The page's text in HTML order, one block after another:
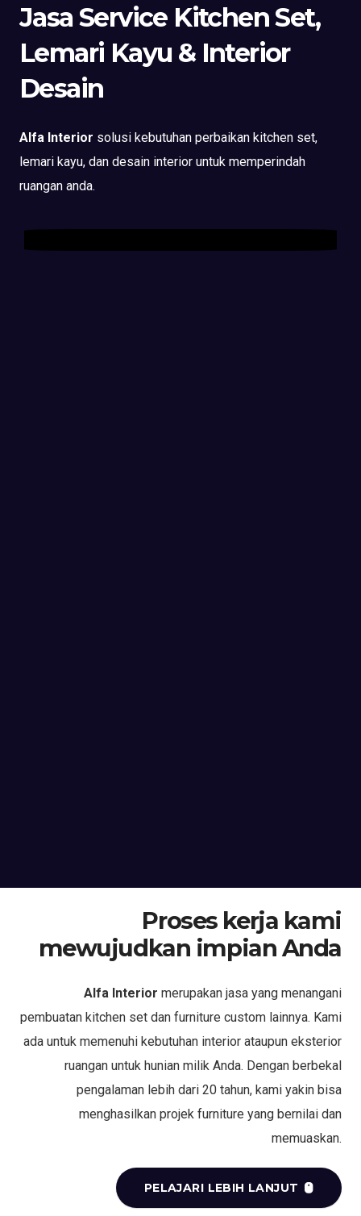
Jasa Service Kitchen Set,
Lemari Kayu & Interior
Desain
Alfa Interior solusi kebutuhan perbaikan kitchen set,
lemari kayu, dan desain interior untuk memperindah
ruangan anda.
Proses kerja kami
mewujudkan impian Anda
Alfa Interior merupakan jasa yang menangani
pembuatan kitchen set dan furniture custom lainnya. Kami
ada untuk memenuhi kebutuhan interior ataupun eksterior
ruangan untuk hunian milik Anda. Dengan berbekal
pengalaman lebih dari 20 tahun, kami yakin bisa
menghasilkan projek furniture yang bernilai dan
memuaskan.
PELAJARI LEBIH LANJUT